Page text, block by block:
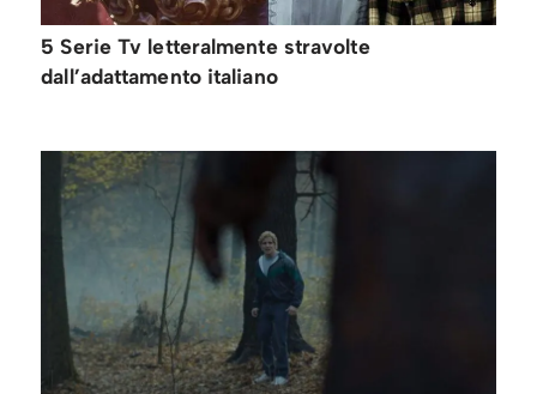
5 Serie Tv letteralmente stravolte
dall’adattamento italiano